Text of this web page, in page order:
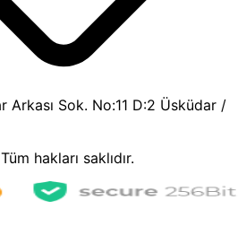
Arkası Sok. No:11 D:2 Üsküdar /
hakları saklıdır.